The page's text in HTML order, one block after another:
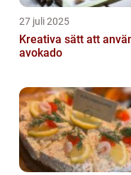
27 juli 2025
Kreativa sätt att
avokado